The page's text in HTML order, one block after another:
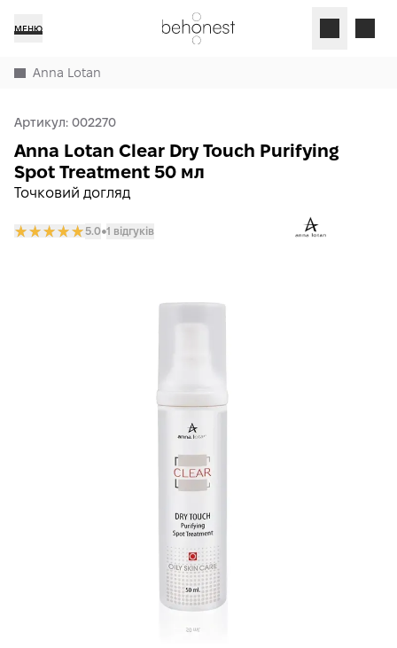
МЕНЮ
Anna Lotan
Артикул: 002270
Точковий догляд
Anna Lotan Clear Dry Touch Purifying
Spot Treatment 50 мл
5.0𒊹1 відгуків